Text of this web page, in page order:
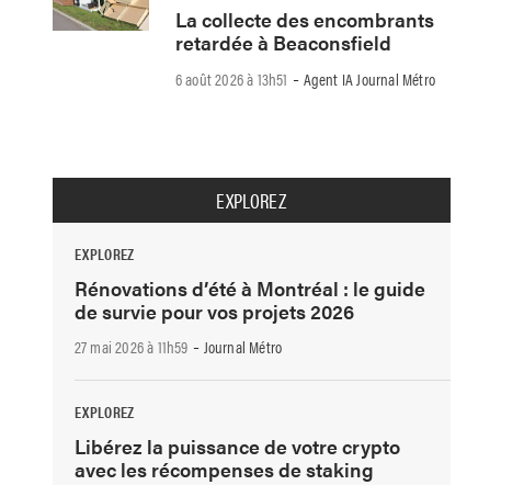
La collecte des encombrants
retardée à Beaconsfield
6 août 2026 à 13h51 -Agent IA Journal Métro
EXPLOREZ
EXPLOREZ
Rénovations d’été à Montréal : le guide
de survie pour vos projets 2026
27 mai 2026 à 11h59 -Journal Métro
EXPLOREZ
Libérez la puissance de votre crypto
avec les récompenses de staking